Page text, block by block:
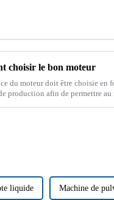
choisir le bon moteur
du moteur doit être choisie en
production afin de permettre
liquide Machine de